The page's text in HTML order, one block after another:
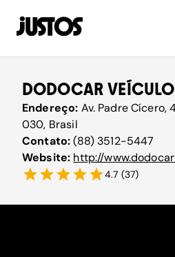
DODOCAR
Endereço: Av. Padre
030, Brasil
Contato:(88) 3512-5447
Website: http://
4.7 (37)